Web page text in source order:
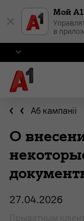
Мой А1
в
Аб кампаніі
О
27.04.2026